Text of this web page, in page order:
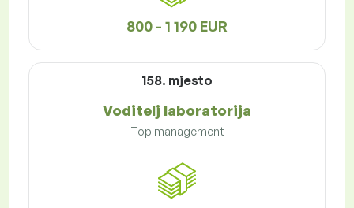
800 - 1 190 EUR
158. mjesto
Voditelj laboratorija
Top management